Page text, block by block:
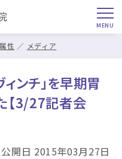
属性 メディア
ィンチ」を早期胃
【3/27記者会
公開日 2015年03月27日